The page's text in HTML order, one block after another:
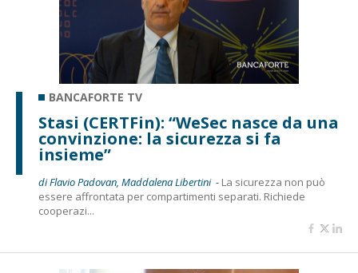
BANCAFORTE TV
Stasi (CERTFin): “WeSec nasce da una
convinzione: la sicurezza si fa
insieme”
di Flavio Padovan, Maddalena Libertini - La sicurezza non può
essere affrontata per compartimenti separati. Richiede
cooperazi...